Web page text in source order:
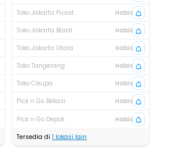
Toko Jakarta Pusat
Habis
Toko Jakarta Barat
Habis
Toko Jakarta Utara
Habis
Toko Tangerang
Habis
Toko Cikupa
Habis
Pick n Go Bekasi
Habis
Pick n Go Depok
Habis
Tersedia di 1 lokasi lain